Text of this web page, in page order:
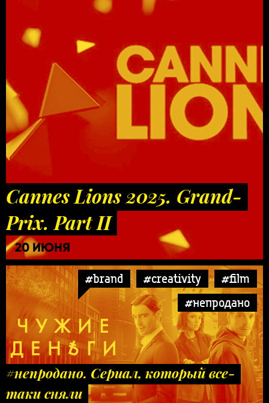
Cannes Lions 2025. Grand-
Prix. Part II
20 ИЮНЯ
#brand #creativity
#film
#непродано
#непродано. Сериал, который все-
таки сняли